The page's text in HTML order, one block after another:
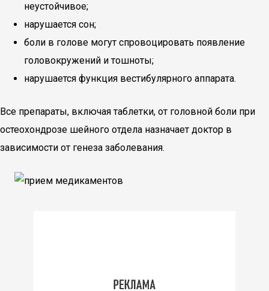
неустойчивое;
нарушается сон;
боли в голове могут спровоцировать появление
головокружений и тошноты;
нарушается функция вестибулярного аппарата.
Все препараты, включая таблетки, от головной боли при
остеохондрозе шейного отдела назначает доктор в
зависимости от генеза заболевания.